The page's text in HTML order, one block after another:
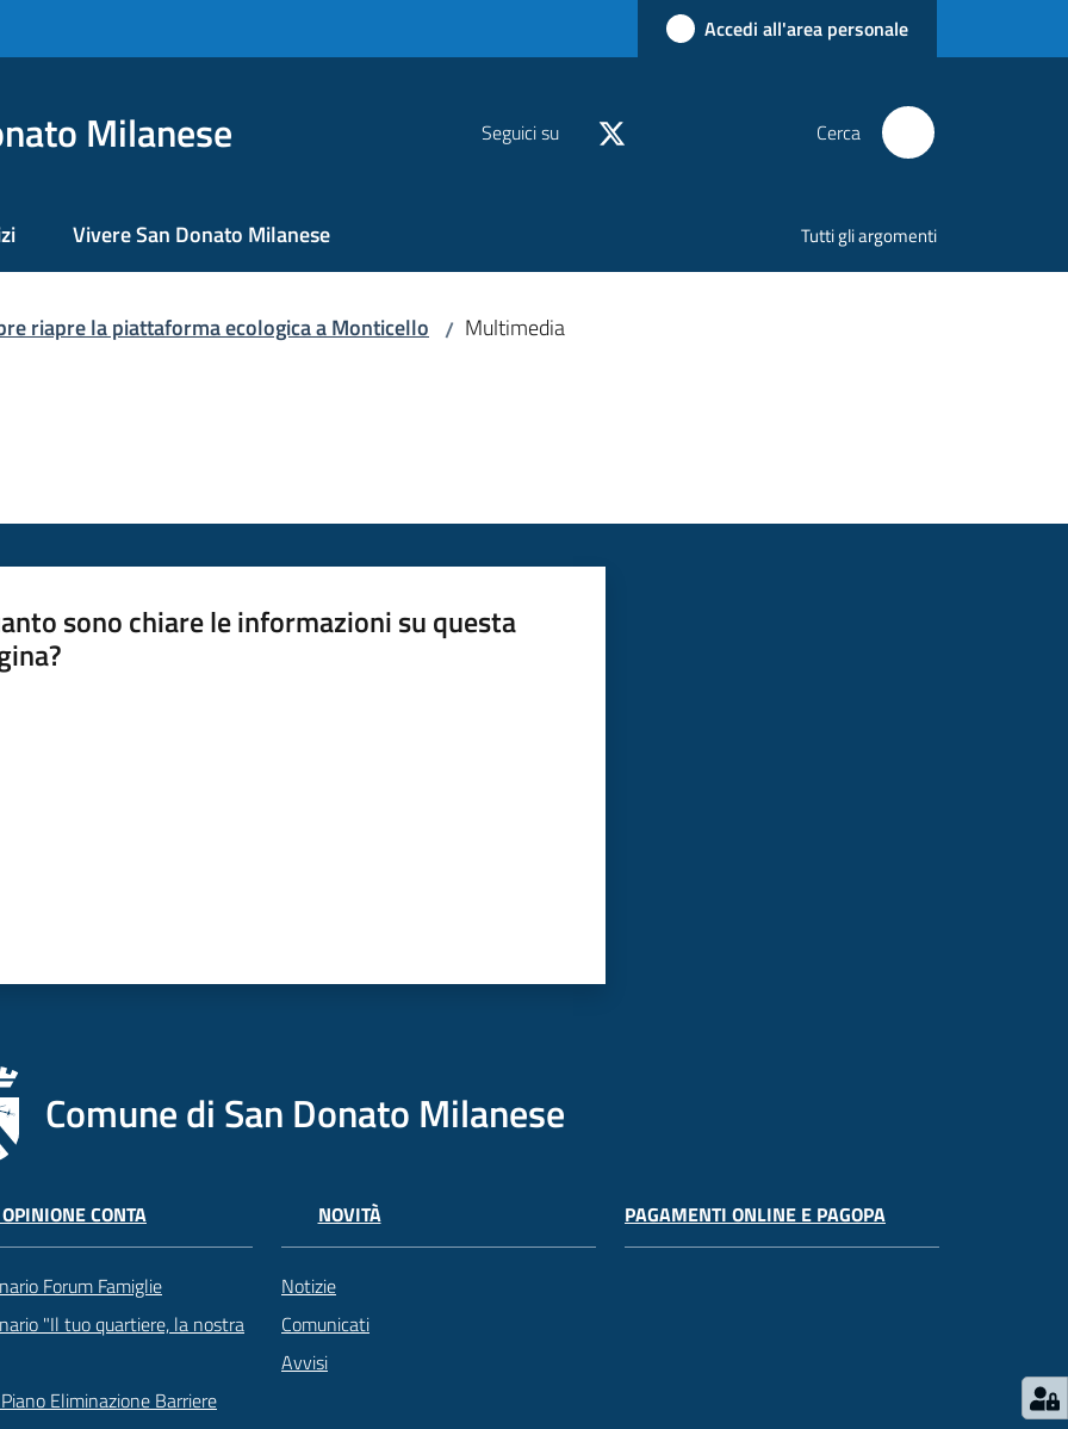
Accedi all'area personale
Milanese Seguici su Cerca
Vivere San Donato Milanese Tutti gli argomenti
riapre la piattaforma ecologica a Monticello / Multimedia
sono chiare le informazioni su questa
Comune di San Donato Milanese
CONTA
Forum Famiglie
"Il tuo quartiere, la nostra
Eliminazione Barriere
NOVITÀ
Notizie
Comunicati
Avvisi
PAGAMENTI ONLINE E PAGOPA